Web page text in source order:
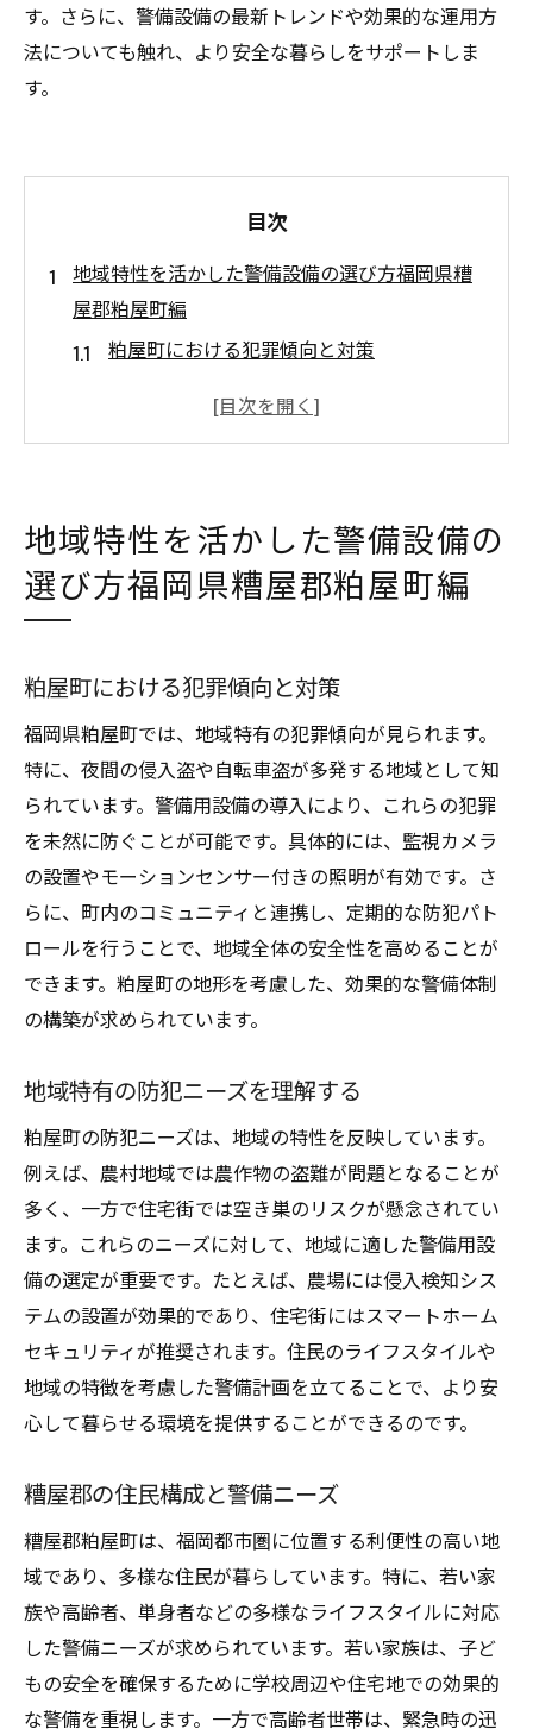
す。さらに、警備設備の最新トレンドや効果的な運用方
法についても触れ、より安全な暮らしをサポートしま
す。
目次
地域特性を活かした警備設備の選び方福岡県糟
屋郡粕屋町編
粕屋町における犯罪傾向と対策
地域特有の防犯ニーズを理解する
自治体との連携による防犯強化
粕屋町で警備設備を導入する際の重要ポイント
設置場所に応じた設備の選定基準
導入前に知っておくべき法規制
安全性を高めるための技術的特長
住民の意見を反映した設備導入
地域のニーズに応える警備設備の効果的な選び
方
家庭用と商業用、異なるニーズに対応
移動型警備システムの導入効果
監視カメラとセンサーの使い分け
地元の声を反映したカスタマイズ
外部専門家への相談のメリット
福岡県糟屋郡粕屋町での警備設備導入がもたら
す安心感
安心感が地域社会に与える影響
家族の安全を守るための具体策
犯罪抑止効果の実例紹介
地域コミュニティの強化と警備設備
防犯意識の向上とその影響
警備設備の最新トレンドを粕屋町で先取りする
方法
最新技術を活用した警備システム紹介
AIを活用した監視技術の進化
ワイヤレス技術による利便性向上
スマートホームと警備の融合
地域特性を活かした警備設備の
選び方福岡県糟屋郡粕屋町編
粕屋町における犯罪傾向と対策
福岡県粕屋町では、地域特有の犯罪傾向が見られます。
特に、夜間の侵入盗や自転車盗が多発する地域として知
られています。警備用設備の導入により、これらの犯罪
を未然に防ぐことが可能です。具体的には、監視カメラ
の設置やモーションセンサー付きの照明が有効です。さ
らに、町内のコミュニティと連携し、定期的な防犯パト
ロールを行うことで、地域全体の安全性を高めることが
できます。粕屋町の地形を考慮した、効果的な警備体制
の構築が求められています。
地域特有の防犯ニーズを理解する
粕屋町の防犯ニーズは、地域の特性を反映しています。
例えば、農村地域では農作物の盗難が問題となることが
多く、一方で住宅街では空き巣のリスクが懸念されてい
ます。これらのニーズに対して、地域に適した警備用設
備の選定が重要です。たとえば、農場には侵入検知シス
テムの設置が効果的であり、住宅街にはスマートホーム
セキュリティが推奨されます。住民のライフスタイルや
地域の特徴を考慮した警備計画を立てることで、より安
心して暮らせる環境を提供することができるのです。
糟屋郡の住民構成と警備ニーズ
糟屋郡粕屋町は、福岡都市圏に位置する利便性の高い地
域であり、多様な住民が暮らしています。特に、若い家
族や高齢者、単身者などの多様なライフスタイルに対応
した警備ニーズが求められています。若い家族は、子ど
もの安全を確保するために学校周辺や住宅地での効果的
な警備を重視します。一方で高齢者世帯は、緊急時の迅